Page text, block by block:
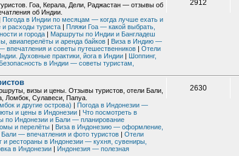
информации
в марте 2026
Гоа, Керала, Дели, Раджастан — отзывы об
об Индии.
Погода в Индии по месяцам — когда лучше ехать и
расходы туриста | Пляжи Гоа — какой выбрать,
и города | Маршруты по Индии и Бангладеш
авиаперелёты и аренда байков | Виза в Индию —
и советы путешественников | Отели
Духовные практики, йога в Индии | Шоппинг,
Безопасность в Индии — советы туристам,
2912
визы и цены. Отзывы туристов, отели Бали,
Ломбок, Сулавеси, Папуа.
и другие острова) | Погода в Индонезии —
и цены в Индонезии | Что посмотреть в
по Индонезии и Бали — планирование
и перелёты | Виза в Индонезию — оформление,
— впечатления и фото туристов | Отели
и рестораны в Индонезии — кухня, сувениры,
в Индонезии | Индонезия — полезная
2630